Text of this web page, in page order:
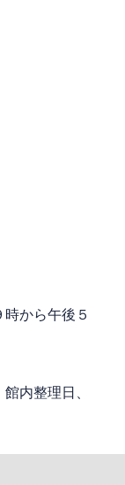
から午後５
内整理日、